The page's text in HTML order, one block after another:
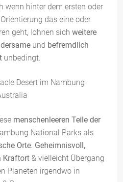
wenn hinter dem ersten oder
das eine oder
geht, lohnen sich weitere
und befremdlich
unbedingt.
menschenleeren Teile der
National Parks als
Orte Geheimnisvoll,
Kraftort & vielleicht Übergang
Planeten irgendwo in